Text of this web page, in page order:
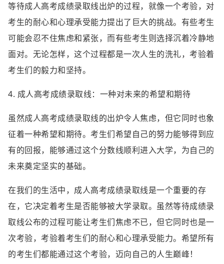
等待成人高考成绩录取线出炉的过程，就像一个考验，对
考生的耐心和心理承受能力提出了巨大的挑战。有些考生
可能会忍不住焦虑和紧张，而有些考生则选择沉着冷静地
面对。无论怎样，这个过程都是一次人生的洗礼，考验着
考生们的毅力和坚持。
4. 成人高考成绩录取线：一种对未来的希望和期待
虽然成人高考成绩录取线的出炉令人焦虑，但它同时也象
征着一种希望和期待。考生们希望自己的努力能够得到应
有的回报，能够通过这个分数线顺利进入大学，为自己的
未来奠定坚实的基础。
在我们的生活中，成人高考成绩录取线是一个重要的存
在，它决定着考生是否能够被大学录取。虽然等待成绩录
取线公布的过程可能让考生们焦虑不已，但它同时也是一
次考验，考验着考生们的耐心和心理承受能力。希望所有
的考生们都能通过这个考验，迈向自己的人生巅峰！